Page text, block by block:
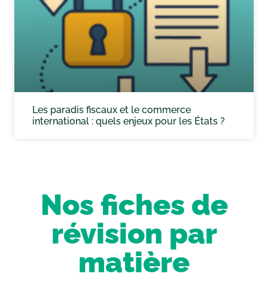
Les paradis fiscaux et le commerce
international : quels enjeux pour les États ?
Nos fiches de
révision par
matière